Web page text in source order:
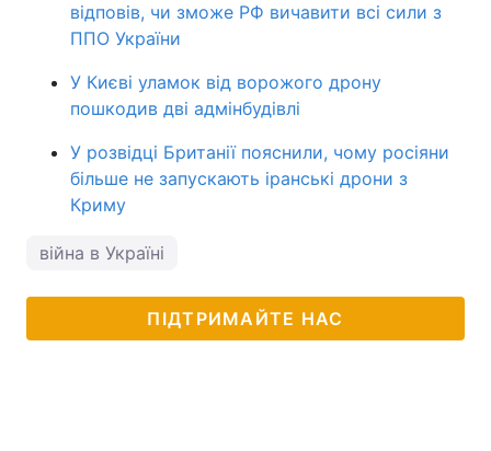
відповів, чи зможе РФ вичавити всі сили з
ППО України
У Києві уламок від ворожого дрону
пошкодив дві адмінбудівлі
У розвідці Британії пояснили, чому росіяни
більше не запускають іранські дрони з
Криму
війна в Україні
ПІДТРИМАЙТЕ НАС